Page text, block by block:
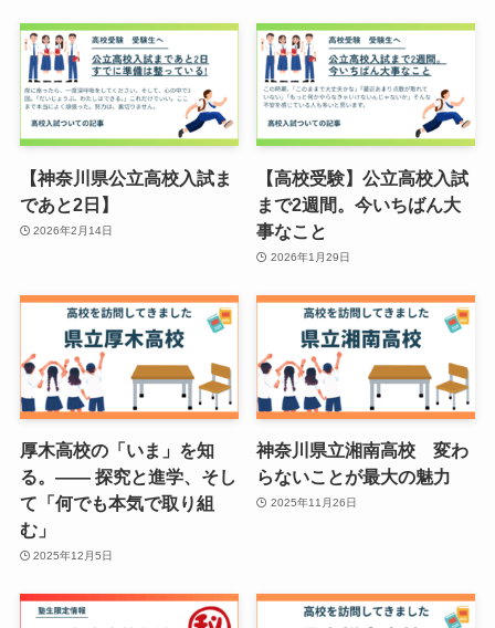
【神奈川県公立高校入試ま
であと2日】
2026年2月14日
【高校受験】公立高校入試
まで2週間。今いちばん大
事なこと
2026年1月29日
厚木高校の「いま」を知
る。—— 探究と進学、そし
て「何でも本気で取り組
む」
2025年12月5日
神奈川県立湘南高校 変わ
らないことが最大の魅力
2025年11月26日